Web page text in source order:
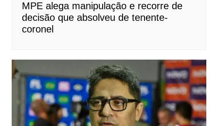
MPE alega manipulação e recorre de
decisão que absolveu de tenente-
coronel